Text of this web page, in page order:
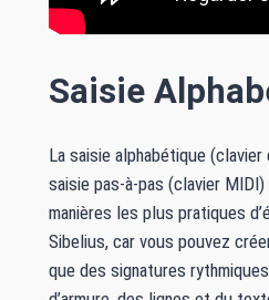
Saisie
La saisie alphabétique (clavier
saisie pas-à-pas (clavier
manières les plus pratiques
Sibelius, car vous pouvez
que des signatures